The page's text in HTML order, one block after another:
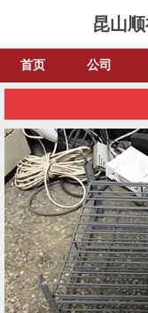
昆山
首页 公司